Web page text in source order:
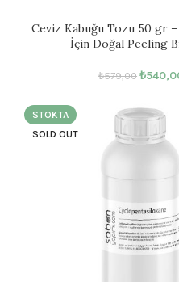
Ceviz Kabuğu Tozu 50 gr –
İçin Doğal Peeling
₺579,00 ₺
STOKTA
SOLD OUT